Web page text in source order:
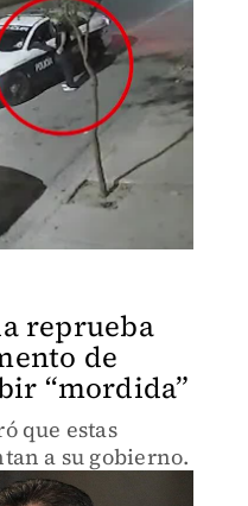
reprueba
de
“mordida”
que estas
a su gobierno.